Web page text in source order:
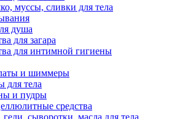
муссы, сливки для тела
душа
для загара
для интимной гигиены
и шиммеры
для тела
и пудры
средства
сыворотки, масла для тела